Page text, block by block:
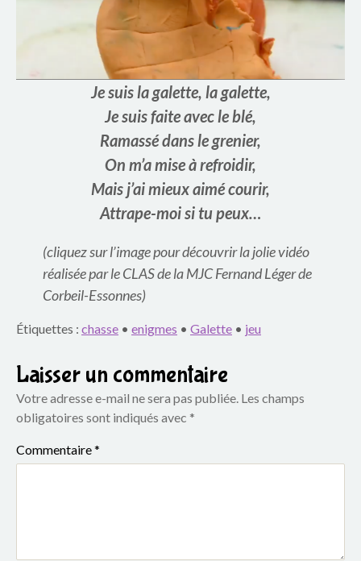
V
Je suis la galette, la galette,
Je suis faite avec le blé,
Ramassé dans le grenier,
On m’a mise à refroidir,
Mais j’ai mieux aimé courir,
Attrape-moi si tu peux…
(cliquez sur l’image pour découvrir la jolie vidéo
réalisée par le CLAS de la MJC Fernand Léger de
Corbeil-Essonnes)
Étiquettes : chasse • enigmes • Galette • jeu
Laisser un commentaire
Votre adresse e-mail ne sera pas publiée. Les champs
obligatoires sont indiqués avec *
Commentaire*